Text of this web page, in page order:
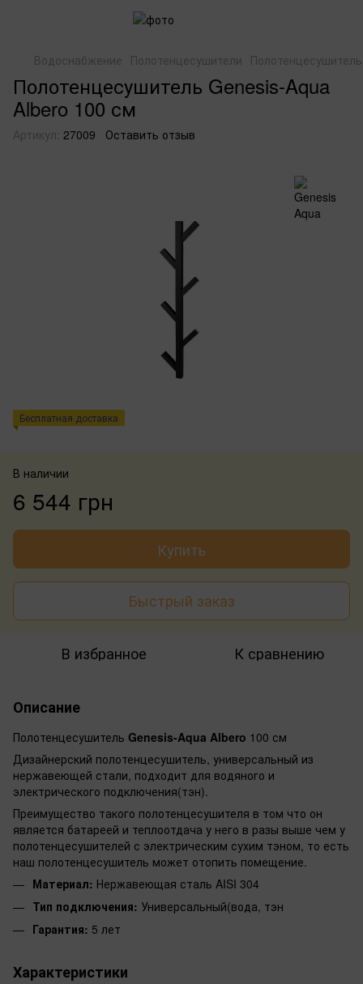
Водоснабжение Полотенцесушители
Полотенцесушитель Genesis-Aqua
Albero 100 см
Артикул: 27009 Оставить отзыв
Бесплатная доставка
В наличии
6 544 грн
Купить
Быстрый заказ
В избранное К сравнению
Описание
Полотенцесушитель Genesis-Aqua Albero 100 см
Дизайнерский полотенцесушитель, универсальный из
нержавеющей стали, подходит для водяного и
электрического подключения(тэн).
Преимущество такого полотенцесушителя в том что он
является батареей и теплоотдача у него в разы выше чем у
полотенцесушителей с электрическим сухим тэном, то есть
наш полотенцесушитель может отопить помещение.
Материал: Нержавеющая сталь AISI 304
Тип подключения: Универсальный(вода, тэн
Гарантия: 5 лет
Характеристики